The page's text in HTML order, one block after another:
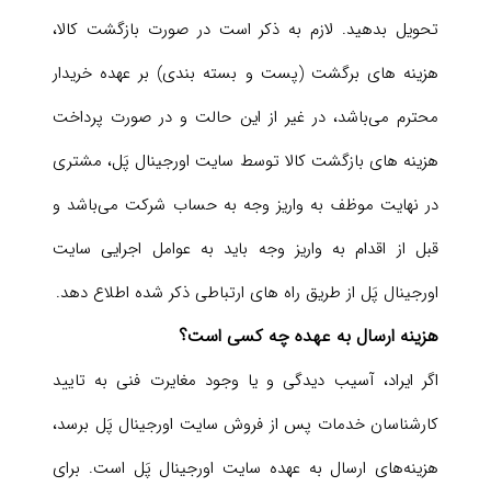
تحویل بدهید. لازم به ذکر است در صورت بازگشت کالا،
هزینه های برگشت (پست و بسته بندی) بر عهده خریدار
محترم می‌باشد، در غیر از این حالت و در صورت پرداخت
هزینه های بازگشت کالا توسط سایت اورجینال پَل، مشتری
در نهایت موظف به واریز وجه به حساب شرکت می‌باشد و
قبل از اقدام به واریز وجه باید به عوامل اجرایی سایت
اورجینال پَل از طریق راه های ارتباطی ذکر شده اطلاع دهد.
هزینه ارسال به عهده چه کسی است؟
اگر ایراد، آسیب دیدگی و یا وجود مغایرت فنی به تایید
کارشناسان خدمات پس از فروش سایت اورجینال پَل برسد،
هزینه‌های ارسال به عهده سایت اورجینال پَل است. برای